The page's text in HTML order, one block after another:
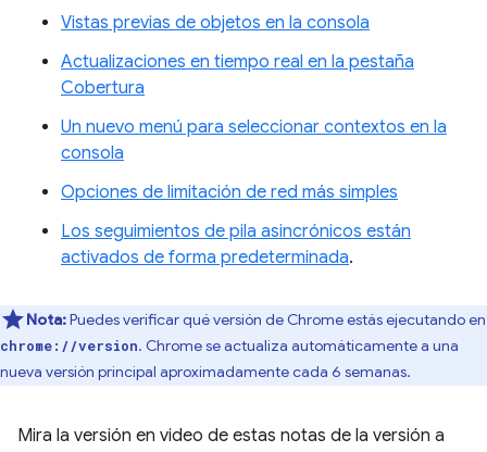
Vistas previas de objetos en la consola
Actualizaciones en tiempo real en la pestaña
Cobertura
Un nuevo menú para seleccionar contextos en la
consola
Opciones de limitación de red más simples
Los seguimientos de pila asincrónicos están
activados de forma predeterminada.
Nota:Puedes verificar qué versión de Chrome estás ejecutando en
chrome://version. Chrome se actualiza automáticamente a una
nueva versión principal aproximadamente cada 6 semanas.
Mira la versión en video de estas notas de la versión a